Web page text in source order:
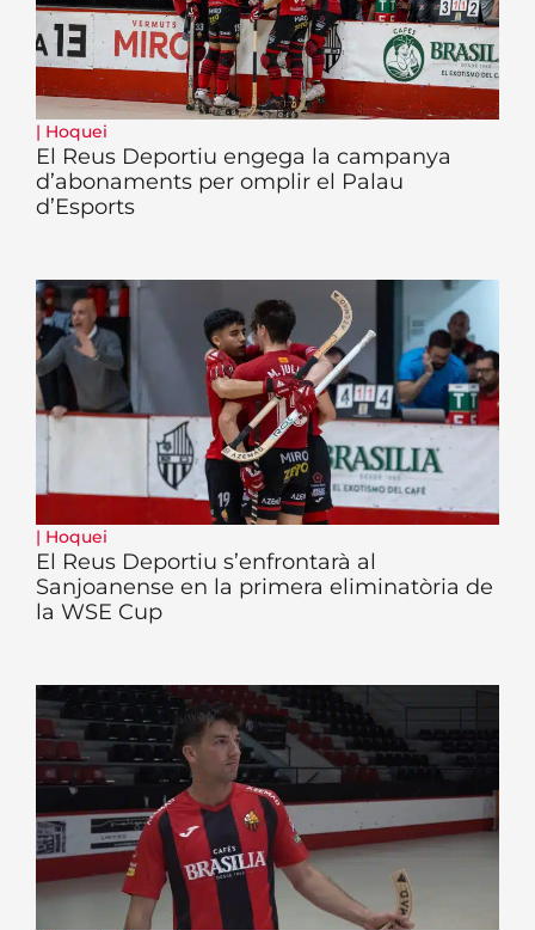
| Hoquei
El Reus Deportiu engega la campanya
d’abonaments per omplir el Palau
d’Esports
| Hoquei
El Reus Deportiu s’enfrontarà al
Sanjoanense en la primera eliminatòria de
la WSE Cup